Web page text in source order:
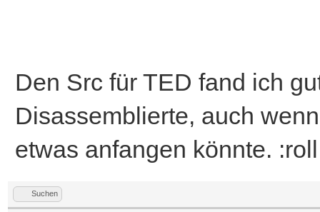
Den Src für TED fand ich
Disassemblierte, auch
etwas anfangen könnte.
Suchen